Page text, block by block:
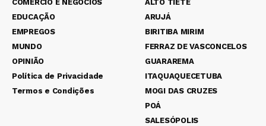
COMÉRCIO E NEGÓCIOS
EDUCAÇÃO
EMPREGOS
MUNDO
OPINIÃO
Política de Privacidade
Termos e Condições
ALTO TIETÊ
ARUJÁ
BIRITIBA MIRIM
FERRAZ DE VASCONCELOS
GUARAREMA
ITAQUAQUECETUBA
MOGI DAS CRUZES
POÁ
SALESÓPOLIS